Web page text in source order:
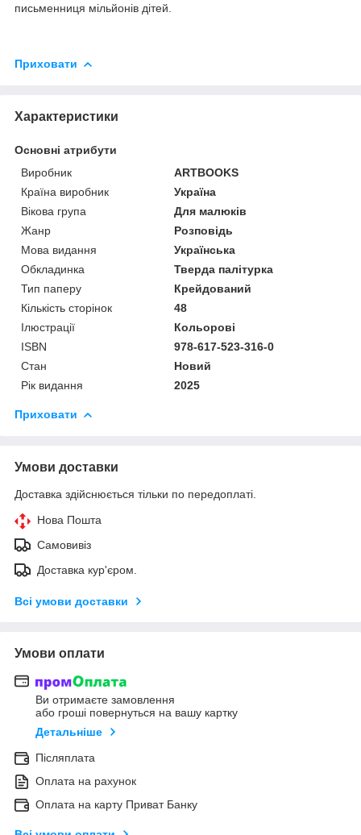
письменниця мільйонів дітей.
Приховати
Характеристики
Основні атрибути
Виробник
ARTBOOKS
Країна виробник
Україна
Вікова група
Для малюків
Жанр
Розповідь
Мова видання
Українська
Обкладинка
Тверда палітурка
Тип паперу
Крейдований
Кількість сторінок
48
Ілюстрації
Кольорові
ISBN
978-617-523-316-0
Стан
Новий
Рік видання
2025
Приховати
Умови доставки
Доставка здійснюється тільки по передоплаті.
Нова Пошта
Самовивіз
Доставка кур'єром.
Всі умови доставки
Умови оплати
Ви отримаєте замовлення
або гроші повернуться на вашу картку
Детальніше
Післяплата
Оплата на рахунок
Оплата на карту Приват Банку